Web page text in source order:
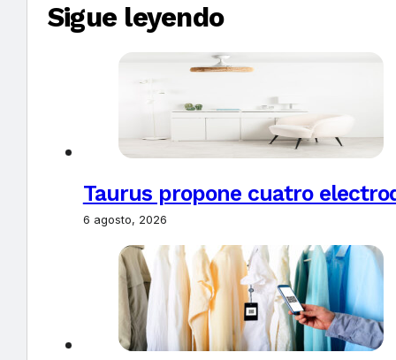
Sigue leyendo
Taurus propone cuatro
6 agosto, 2026